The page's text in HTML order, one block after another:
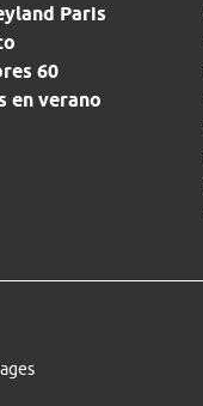
Paris
60
en verano